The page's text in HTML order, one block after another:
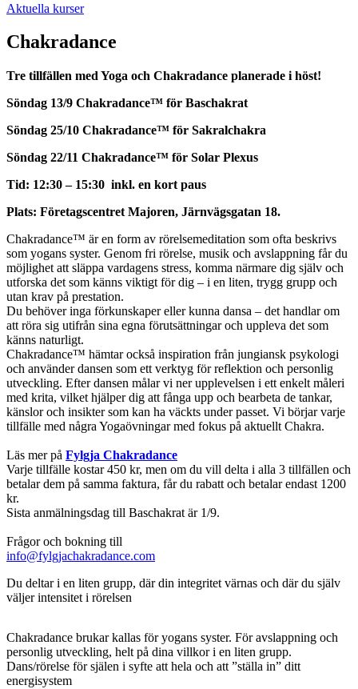
Aktuella kurser
Chakradance
Tre tillfällen med Yoga och Chakradance planerade i höst!
Söndag 13/9 Chakradance™ för Baschakrat
Söndag 25/10 Chakradance™ för Sakralchakra
Söndag 22/11 Chakradance™ för Solar Plexus
Tid: 12:30 – 15:30 inkl. en kort paus
Plats: Företagscentret Majoren, Järnvägsgatan 18.
Chakradance™ är en form av rörelsemeditation som ofta beskrivs
som yogans syster. Genom fri rörelse, musik och avslappning får du
möjlighet att släppa vardagens stress, komma närmare dig själv och
utforska det som känns viktigt för dig – i en liten, trygg grupp och
utan krav på prestation.
Du behöver inga förkunskaper eller kunna dansa – det handlar om
att röra sig utifrån sina egna förutsättningar och uppleva det som
känns naturligt.
Chakradance™ hämtar också inspiration från jungiansk psykologi
och använder dansen som ett verktyg för reflektion och personlig
utveckling. Efter dansen målar vi ner upplevelsen i ett enkelt måleri
med krita, vilket hjälper dig att fånga upp och bearbeta de tankar,
känslor och insikter som kan ha väckts under passet. Vi börjar varje
tillfälle med några Yogaövningar med fokus på aktuellt Chakra.
Läs mer på Fylgja Chakradance
Varje tillfälle kostar 450 kr, men om du vill delta i alla 3 tillfällen och
betalar dem på samma faktura, får du rabatt och betalar endast 1200
kr.
Sista anmälningsdag till Baschakrat är 1/9.
Frågor och bokning till
info@fylgjachakradance.com
Du deltar i en liten grupp, där din integritet värnas och där du själv
väljer intensitet i rörelsen
Chakradance brukar kallas för yogans syster. För avslappning och
personlig utveckling, helt på dina villkor i en liten grupp.
Dans/rörelse för själen i syfte att hela och att ”ställa in” ditt
energisystem